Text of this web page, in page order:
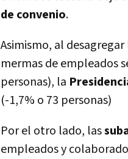
de convenio.
Asimismo, al
mermas de empleados
personas), la
(-1,7% o 73 personas)
Por el otro lado, las
empleados y